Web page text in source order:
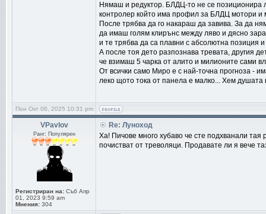
Нямаш и редуктор. БЛДЦ-то не се позиционира
контролер който има профил за БЛДЦ мотори и
После трябва да го накараш да завива. За да
да имаш голям клирънс между ляво и дясно
и те трябва да са плавни с абсолютна позиция
А после тоя дето разпознава тревата, другия
че взимаш 5 чарка от алито и милионите сами
От всички само Миро е с най-точна прогноза -
леко щото тока от панела е малко... Хем душата
Пон Окт 06, 2025 10:31 pm
VPavlov
Ранг: Популярен
Регистриран на: Съб Апр
01, 2023 9:59 am
Мнения: 304
Re: Луноход
Ха! Пичове много хубаво че сте подхванали тая
почистват от треволяци. Продавате ли я вече